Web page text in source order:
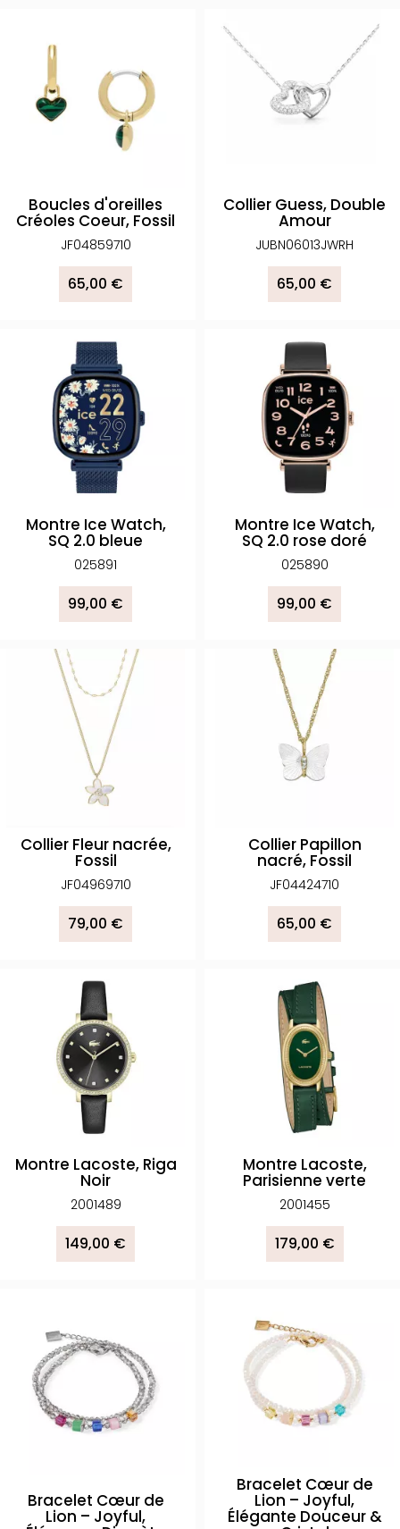
Boucles d'oreilles
Créoles Coeur, Fossil
JF04859710
65,00 €
Collier Guess, Double
Amour
JUBN06013JWRH
65,00 €
Montre Ice Watch,
SQ 2.0 bleue
025891
99,00 €
Montre Ice Watch,
SQ 2.0 rose doré
025890
99,00 €
Collier Fleur nacrée,
Fossil
JF04969710
79,00 €
Collier Papillon
nacré, Fossil
JF04424710
65,00 €
Montre Lacoste, Riga
Noir
2001489
149,00 €
Montre Lacoste,
Parisienne verte
2001455
179,00 €
Bracelet Cœur de
Lion – Joyful,
Bracelet Cœur de
Lion – Joyful,
Élégante Douceur &